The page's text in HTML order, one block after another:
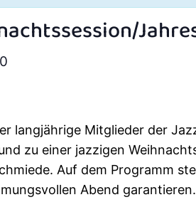
langjährige Mitglieder der
zu einer jazzigen
Auf dem Programm
Abend